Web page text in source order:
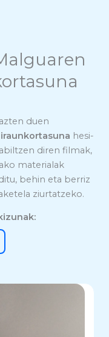
duen
hesi-
diren filmak,
materialak
behin eta berriz
ziurtatzeko.